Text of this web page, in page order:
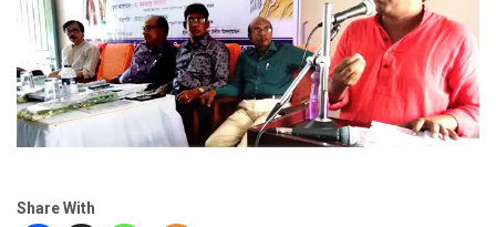
Share With